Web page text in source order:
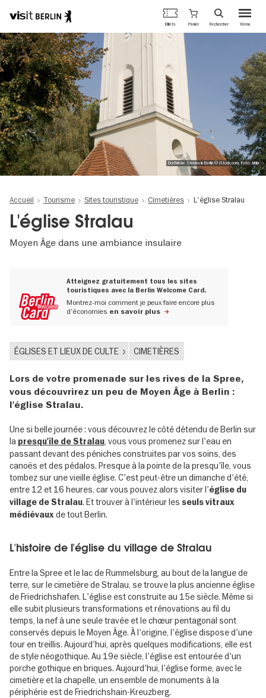
Aller
au
contenu
principal
Portail
officiel
du
tourisme
de
Berlin
Menu
Billets Panier Rechercher
Dorfkirche Stralau in Berlin © iStock.com, Foto: Juhla
Accueil Tourisme Sites touristique Cimetières L'église Stralau
L'église Stralau
Moyen Âge dans une ambiance insulaire
Atteignez gratuitement tous les sites
touristiques avec la Berlin Welcome Card.
Montrez-moi comment je peux faire encore plus
d'économies en savoir plus
ÉGLISES ET LIEUX DE CULTE CIMETIÈRES
Lors de votre promenade sur les rives de la Spree,
vous découvrirez un peu de Moyen Âge à Berlin :
l'église Stralau.
Une si belle journée : vous découvrez le côté détendu de Berlin sur
la presqu'île de Stralau , vous vous promenez sur l'eau en
passant devant des péniches construites par vos soins, des
canoës et des pédalos. Presque à la pointe de la presqu'île, vous
tombez sur une vieille église. C'est peut-être un dimanche d'été,
entre 12 et 16 heures, car vous pouvez alors visiter l'église du
village de Stralau. Et trouver à l'intérieur les seuls vitraux
médiévauxde tout Berlin.
L'histoire de l'église du village de Stralau
Entre la Spree et le lac de Rummelsburg, au bout de la langue de
terre, sur le cimetière de Stralau, se trouve la plus ancienne église
de Friedrichshafen. L'église est construite au 15e siècle. Même si
elle subit plusieurs transformations et rénovations au fil du
temps, la nef à une seule travée et le chœur pentagonal sont
conservés depuis le Moyen Âge. À l'origine, l'église dispose d'une
tour en treillis. Aujourd'hui, après quelques modifications, elle est
de style néogothique. Au 19e siècle, l'église est entourée d'un
porche gothique en briques. Aujourd'hui, l'église forme, avec le
cimetière et la chapelle, un ensemble de monuments à la
périphérie est de Friedrichshain-Kreuzberg.